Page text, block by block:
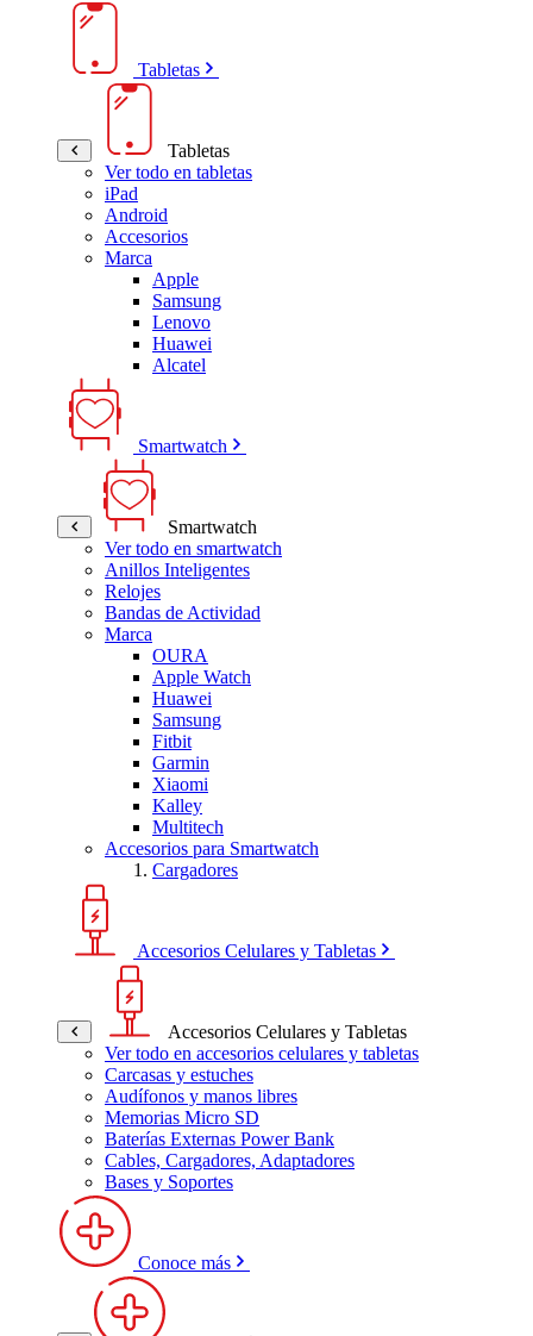
Tabletas
Tabletas
Ver todo en tabletas
iPad
Android
Accesorios
Marca
Apple
Samsung
Lenovo
Huawei
Alcatel
Smartwatch
Smartwatch
Ver todo en smartwatch
Anillos Inteligentes
Relojes
Bandas de Actividad
Marca
OURA
Apple Watch
Huawei
Samsung
Fitbit
Garmin
Xiaomi
Kalley
Multitech
Accesorios para Smartwatch
Cargadores
Accesorios Celulares y Tabletas
Accesorios Celulares y Tabletas
Ver todo en accesorios celulares y tabletas
Carcasas y estuches
Audífonos y manos libres
Memorias Micro SD
Baterías Externas Power Bank
Cables, Cargadores, Adaptadores
Bases y Soportes
Conoce más